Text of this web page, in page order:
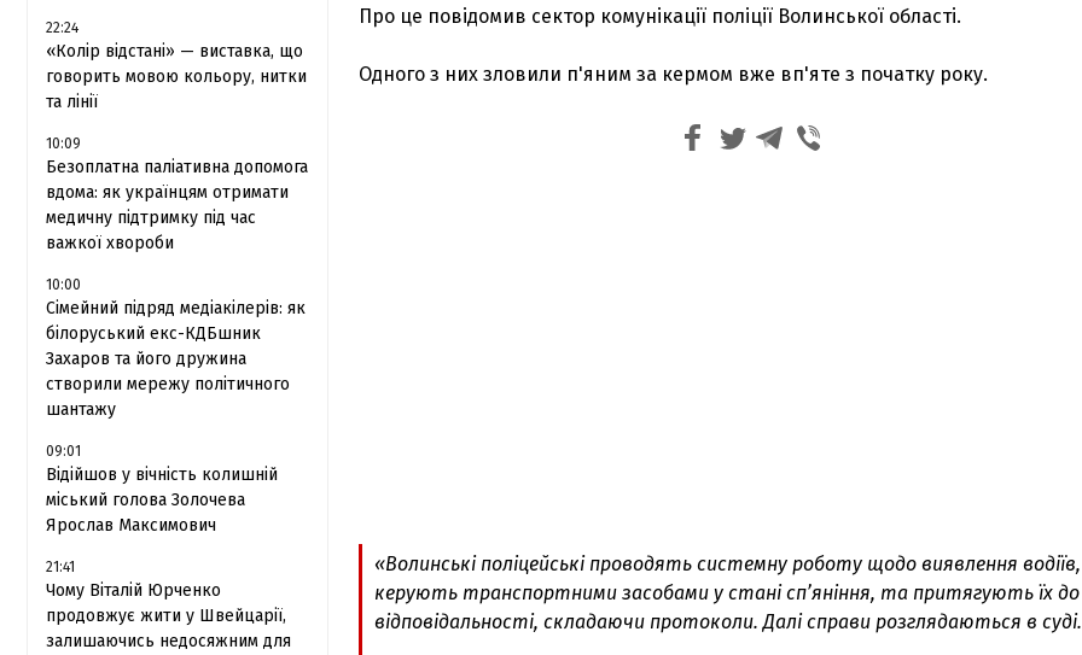
22:24
«Колір відстані» — виставка, що
говорить мовою кольору, нитки
та лінії
10:09
Безоплатна паліативна допомога
вдома: як українцям отримати
медичну підтримку під час
важкої хвороби
10:00
Сімейний підряд медіакілерів: як
білоруський екс-КДБшник
Захаров та його дружина
створили мережу політичного
шантажу
09:01
Відійшов у вічність колишній
міський голова Золочева
Ярослав Максимович
21:41
Чому Віталій Юрченко
продовжує жити у Швейцарії,
залишаючись недосяжним для
Про це повідомив сектор комунікації поліції Волинської області.
Одного з них зловили п'яним за кермом вже вп'яте з початку року.
«Волинські поліцейські проводять системну роботу щодо виявлення водіїв,
керують транспортними засобами у стані сп’яніння, та притягують їх до
відповідальності, складаючи протоколи. Далі справи розглядаються в суді.